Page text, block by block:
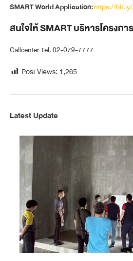
SMART World Application:https://
สนใจให้ SMART บริหารโครงการ
Callcenter Tel. 02-079-7777
Post Views: 1,265
Latest Update